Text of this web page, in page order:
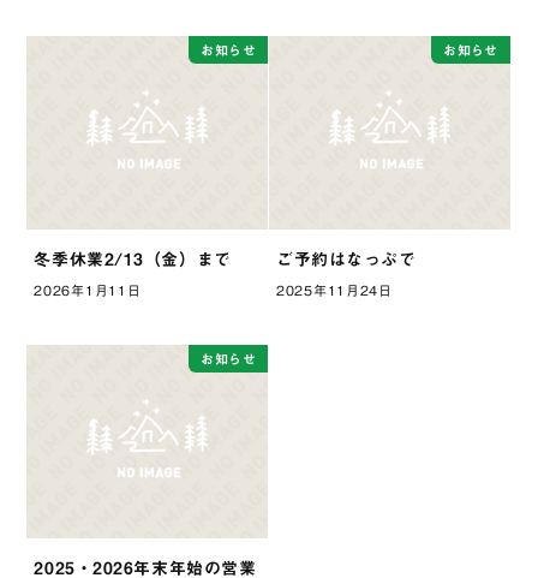
お知らせ
冬季休業2/13（金）まで
2026年1月11日
お知らせ
ご予約はなっぷで
2025年11月24日
お知らせ
2025・2026年末年始の営業